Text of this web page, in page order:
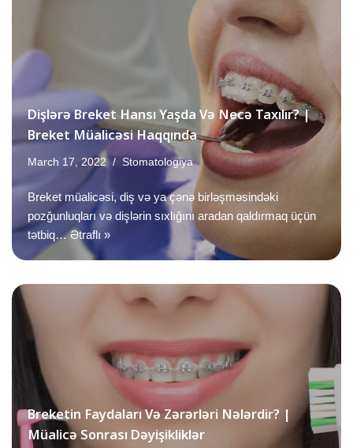
Dişlərə Breket Hansı Yaşda Və Necə Taxılır? |
Breket Müalicəsi Haqqında
March 17, 2022 Stomatologiya
Breket müalicəsi, diş və ya çənə birləşməsindəki
pozğunluqları və dişlərin sıxlığını aradan qaldırmaq üçün
tətbiq…Ətraflı »
Breketin Faydaları Və Zərərləri Nələrdir? |
Müalicə Sonrası Dəyişikliklər